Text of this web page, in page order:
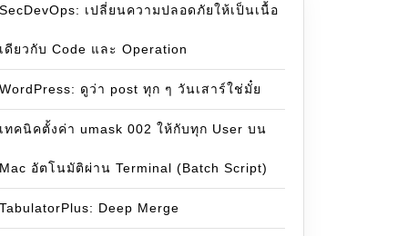
SecDevOps: เปลี่ยนความปลอดภัยให้เป็นเนื้อ
เดียวกับ Code และ Operation
WordPress: ดูว่า post ทุก ๆ วันเสาร์ใช่มั๋ย
เทคนิคตั้งค่า umask 002 ให้กับทุก User บน
Mac อัตโนมัติผ่าน Terminal (Batch Script)
TabulatorPlus: Deep Merge